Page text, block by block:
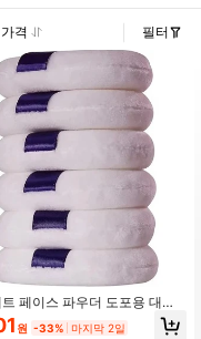
가격 필터
페이스 파우더 도포용 대형
퍼프 (7.5cm), 메이크업, 저렴
식, 화장대, 여행, 침실, 메이
원 -33% 마지막 2일